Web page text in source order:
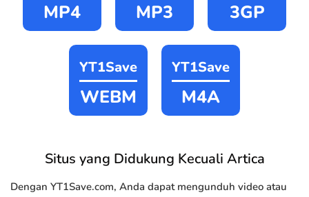
MP4 MP3 3GP
YT1Save
WEBM
YT1Save
M4A
Situs yang Didukung Kecuali Artica
Dengan YT1Save.com, Anda dapat mengunduh video atau